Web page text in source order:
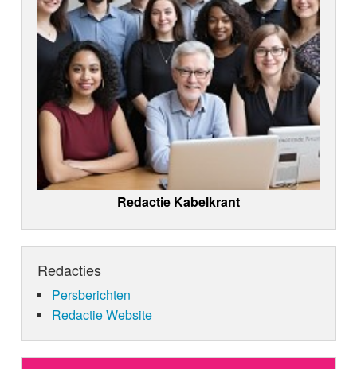
Redactie Kabelkrant
Redacties
Persberichten
Redactie Website